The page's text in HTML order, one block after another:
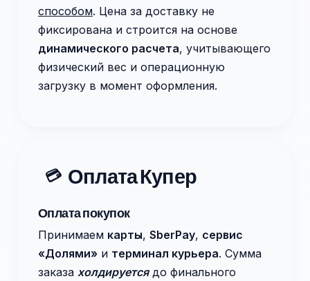
способом. Цена за доставку не
фиксирована и строится на основе
динамического расчета, учитывающего
физический вес и операционную
загрузку в момент оформления.
💳 Оплата Купер
Оплата покупок
Принимаем карты, SberPay, сервис
«Долями» и терминал курьера. Сумма
заказа холдируетсядо финального